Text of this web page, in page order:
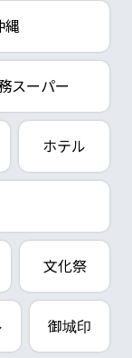
縄
スーパー
ホテル
文化祭
御城印